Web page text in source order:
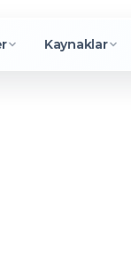
Kaynaklar